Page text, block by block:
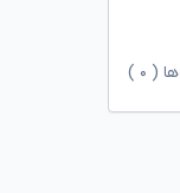
( ۰